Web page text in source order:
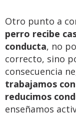
Otro punto a
perro recibe
conducta, no
correcto, sino
consecuencia
trabajamos
reducimos
enseñamos